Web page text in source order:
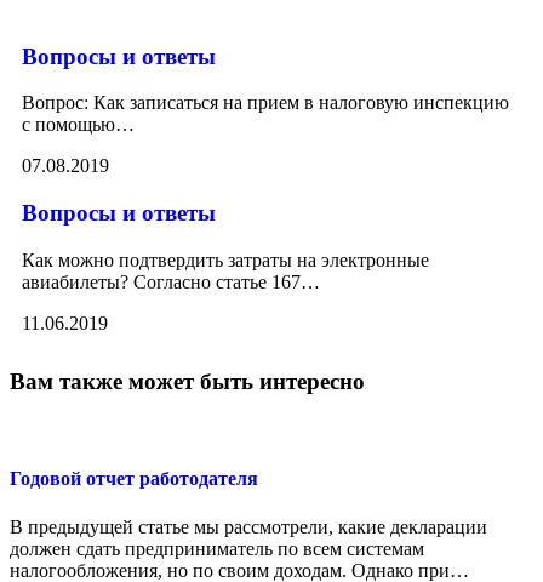
Вопросы и ответы
Вопрос: Как записаться на прием в налоговую инспекцию
с помощью…
07.08.2019
Вопросы и ответы
Как можно подтвердить затраты на электронные
авиабилеты? Согласно статье 167…
11.06.2019
Вам также может быть интересно
Годовой отчет работодателя
В предыдущей статье мы рассмотрели, какие декларации
должен сдать предприниматель по всем системам
налогообложения, но по своим доходам. Однако при…